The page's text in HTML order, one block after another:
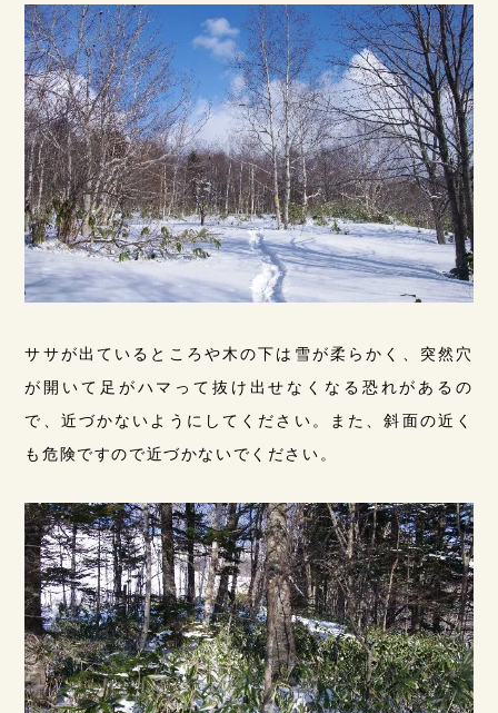
ササが出ているところや木の下は雪が柔らかく、突然穴
が開いて足がハマって抜け出せなくなる恐れがあるの
で、近づかないようにしてください。また、斜面の近く
も危険ですので近づかないでください。